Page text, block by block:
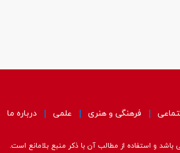
فرهنگی و هنری علمی درباره ما
و استفاده از مطالب آن با ذکر منبع بلامانع است.